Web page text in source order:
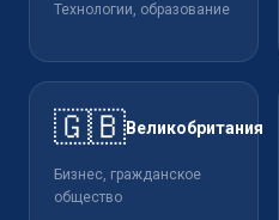
Технологии, образование
🇬🇧Великобритания
Бизнес, гражданское
общество